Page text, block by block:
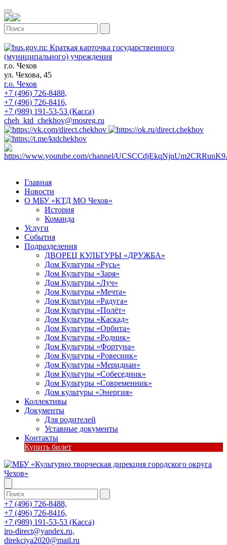
г.о. Чехов
ул. Чехова, 45
г.о. Чехов
+7 (496) 726-8488,
+7 (496) 726-8416,
+7 (989) 191-53-53 (Касса)
cheh_ktd_chekhov@mosreg.ru
Главная
Новости
О МБУ «КТД МО Чехов»
История
Команда
Услуги
События
Подразделения
ДВОРЕЦ КУЛЬТУРЫ «ДРУЖБА»
Дом Культуры «Русь»
Дом Культуры «Заря»
Дом Культуры «Луч»
Дом Культуры «Мечта»
Дом Культуры «Радуга»
Дом Культуры «Полёт»
Дом Культуры «Каскад»
Дом Культуры «Орбита»
Дом Культуры «Родник»
Дом Культуры «Фортуна»
Дом Культуры «Ровесник»
Дом Культуры «Меридиан»
Дом Культуры «Собеседник»
Дом Культуры «Современник»
Дом культуры «Энергия»
Коллективы
Документы
Для родителей
Уставные документы
Контакты
Купить билет
+7 (496) 726-8488,
+7 (496) 726-8416,
+7 (989) 191-53-53 (Касса)
iro-direct@yandex.ru,
direkciya2020@mail.ru